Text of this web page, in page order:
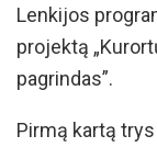
Lenkijos
projektą
pagrindas”.
Pirmą kartą